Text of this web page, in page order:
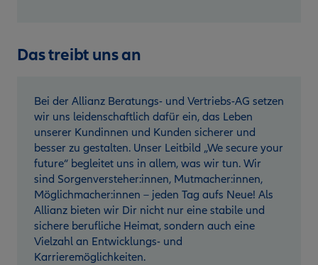
Das treibt uns an
Bei der Allianz Beratungs- und Vertriebs-AG setzen
wir uns leidenschaftlich dafür ein, das Leben
unserer Kundinnen und Kunden sicherer und
besser zu gestalten. Unser Leitbild „We secure your
future“ begleitet uns in allem, was wir tun. Wir
sind Sorgenversteher:innen, Mutmacher:innen,
Möglichmacher:innen – jeden Tag aufs Neue! Als
Allianz bieten wir Dir nicht nur eine stabile und
sichere berufliche Heimat, sondern auch eine
Vielzahl an Entwicklungs- und
Karrieremöglichkeiten.